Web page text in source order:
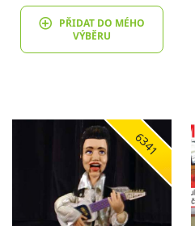
PŘIDAT DO MÉHO
VÝBĚRU
6341